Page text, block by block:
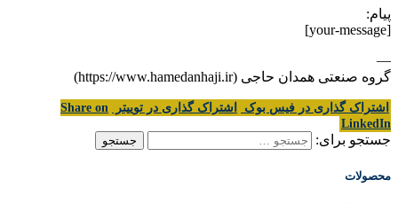
پیام:
[your-message]
—
گروه صنعتی همدان حاجی (https://www.hamedanhaji.ir)
اشتراک گذاری در فیس بوک اشتراک گذاری در توییتر
Share on
LinkedIn
جستجو برای:
محصولات